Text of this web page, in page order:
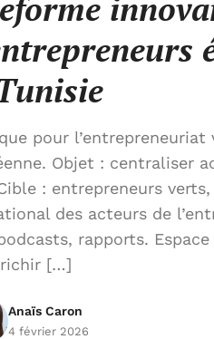
pour
Objet : centraliser
: entrepreneurs
des acteurs de
rapports.
[…]
Anaïs Caron
4 février 2026